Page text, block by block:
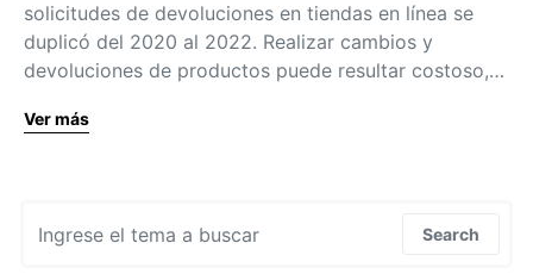
solicitudes de devoluciones en tiendas en línea se
duplicó del 2020 al 2022. Realizar cambios y
devoluciones de productos puede resultar costoso,…
Ver más
Search